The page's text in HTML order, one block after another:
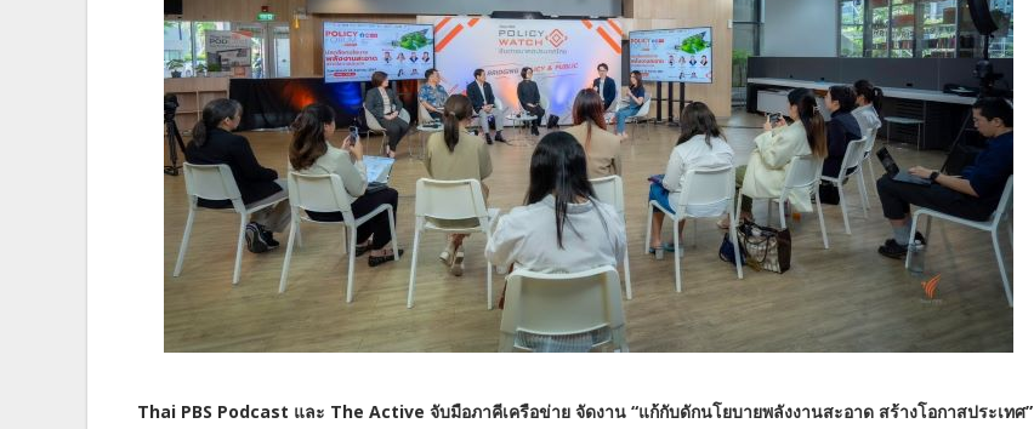
Thai PBS Podcast และ The Active จับมือภาคีเครือข่าย จัดงาน “แก้กับดักนโยบายพลังงานสะอาด สร้างโอกาสประเทศ”